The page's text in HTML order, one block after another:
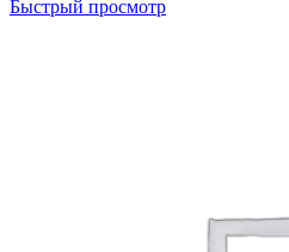
Быстрый просмотр